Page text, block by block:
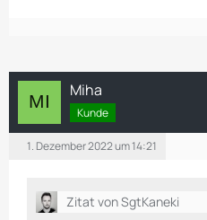
Miha
Kunde
1. Dezember 2022 um 14:21
Zitat von SgtKaneki